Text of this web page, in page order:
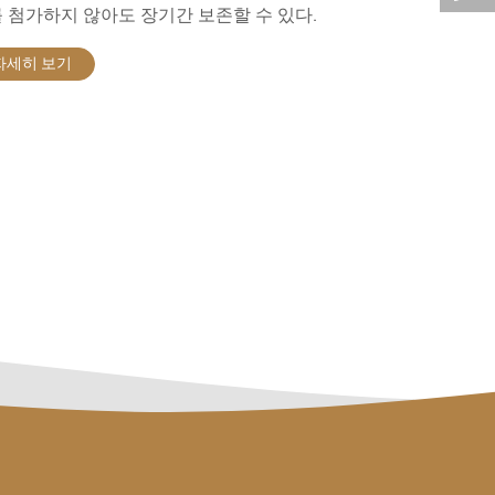
첨가하지 않아도 장기간 보존할 수 있다.
세히 보기